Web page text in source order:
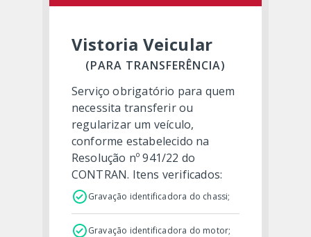
Vistoria Veicular
(PARA TRANSFERÊNCIA)
Serviço obrigatório para quem
necessita transferir ou
regularizar um veículo,
conforme estabelecido na
Resolução nº 941/22 do
CONTRAN. Itens verificados:
Gravação identificadora do chassi;
Gravação identificadora do motor;